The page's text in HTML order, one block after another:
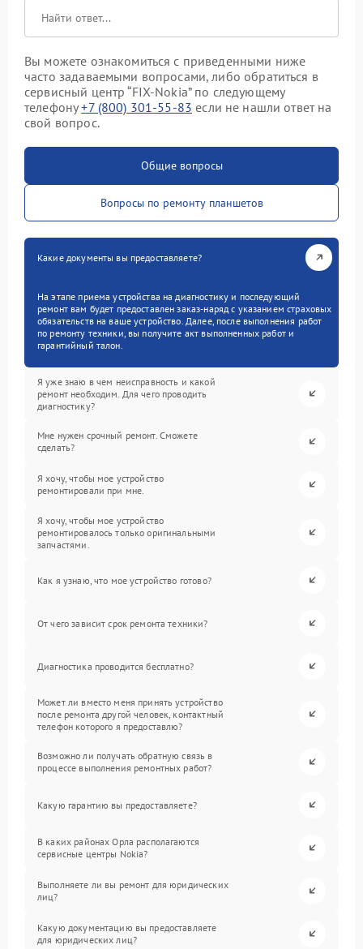
Вы можете ознакомиться с приведенными ниже
часто задаваемыми вопросами, либо обратиться в
сервисный центр “FIX-Nokia” по следующему
телефону+7 (800) 301-55-83 если не нашли ответ на
свой вопрос.
Общие вопросы
Вопросы по ремонту планшетов
Какие документы вы предоставляете?
На этапе приема устройства на диагностику и последующий
ремонт вам будет предоставлен заказ-наряд с указанием страховых
обязательств на ваше устройство. Далее, после выполнения работ
по ремонту техники, вы получите акт выполненных работ и
гарантийный талон.
Я уже знаю в чем неисправность и какой
ремонт необходим. Для чего проводить
диагностику?
Мне нужен срочный ремонт. Сможете
сделать?
Я хочу, чтобы мое устройство
ремонтировали при мне.
Я хочу, чтобы мое устройство
ремонтировалось только оригинальными
запчастями.
Как я узнаю, что мое устройство готово?
От чего зависит срок ремонта техники?
Диагностика проводится бесплатно?
Может ли вместо меня принять устройство
после ремонта другой человек, контактный
телефон которого я предоставлю?
Возможно ли получать обратную связь в
процессе выполнения ремонтных работ?
Какую гарантию вы предоставляете?
В каких районах Орла располагаются
сервисные центры Nokia?
Выполняете ли вы ремонт для юридических
лиц?
Какую документацию вы предоставляете
для юридических лиц?